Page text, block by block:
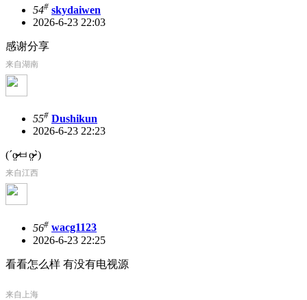
54# skydaiwen
2026-6-23 22:03
感谢分享
来自湖南
55# Dushikun
2026-6-23 22:23
(´o̴̶̷̤ㅂo̴̶̷̤`)
来自江西
56# wacg1123
2026-6-23 22:25
看看怎么样 有没有电视源
来自上海